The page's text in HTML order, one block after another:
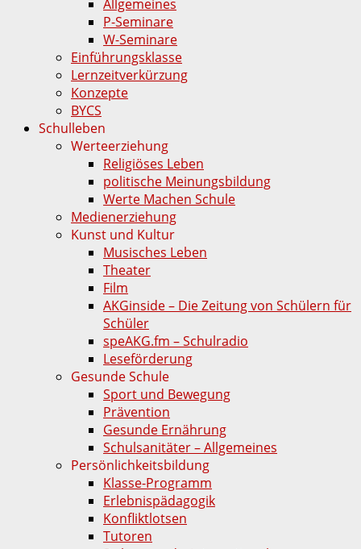
Allgemeines
P-Seminare
W-Seminare
Einführungsklasse
Lernzeitverkürzung
Konzepte
BYCS
Schulleben
Werteerziehung
Religiöses Leben
politische Meinungsbildung
Werte Machen Schule
Medienerziehung
Kunst und Kultur
Musisches Leben
Theater
Film
AKGinside – Die Zeitung von Schülern für
Schüler
speAKG.fm – Schulradio
Leseförderung
Gesunde Schule
Sport und Bewegung
Prävention
Gesunde Ernährung
Schulsanitäter – Allgemeines
Persönlichkeitsbildung
Klasse-Programm
Erlebnispädagogik
Konfliktlotsen
Tutoren